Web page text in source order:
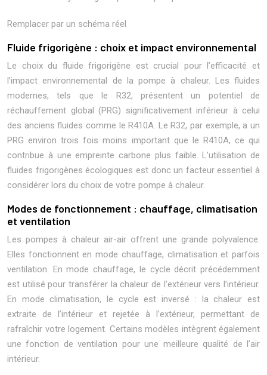
Remplacer par un schéma réel
Fluide frigorigène : choix et impact environnemental
Le choix du fluide frigorigène est crucial pour l’efficacité et
l’impact environnemental de la pompe à chaleur. Les fluides
modernes, tels que le R32, présentent un potentiel de
réchauffement global (PRG) significativement inférieur à celui
des anciens fluides comme le R410A. Le R32, par exemple, a un
PRG environ trois fois moins important que le R410A, ce qui
contribue à une empreinte carbone plus faible. L’utilisation de
fluides frigorigènes écologiques est donc un facteur essentiel à
considérer lors du choix de votre pompe à chaleur.
Modes de fonctionnement : chauffage, climatisation
et ventilation
Les pompes à chaleur air-air offrent une grande polyvalence.
Elles fonctionnent en mode chauffage, climatisation et parfois
ventilation. En mode chauffage, le cycle décrit précédemment
est utilisé pour transférer la chaleur de l’extérieur vers l’intérieur.
En mode climatisation, le cycle est inversé : la chaleur est
extraite de l’intérieur et rejetée à l’extérieur, permettant de
rafraîchir votre logement. Certains modèles intègrent également
une fonction de ventilation pour une meilleure qualité de l’air
intérieur.